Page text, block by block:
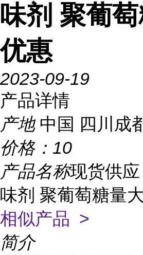
味剂 聚葡
优惠
2023-09-19
产品详情
产地 中国 四川成
价格： 10
产品名称现货供
味剂 聚葡萄糖量
相似产品 >
简介